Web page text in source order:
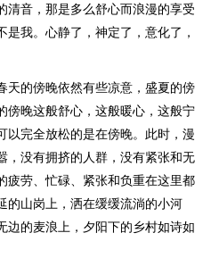
清音，那是多么舒心而浪漫的享受
我。心静了，神定了，意化了，
天的傍晚依然有些凉意，盛夏的傍
傍晚这般舒心，这般暖心，这般宁
以完全放松的是在傍晚。此时，漫
，没有拥挤的人群，没有紧张和无
疲劳、忙碌、紧张和负重在这里都
的山岗上，洒在缓缓流淌的小河
边的麦浪上，夕阳下的乡村如诗如